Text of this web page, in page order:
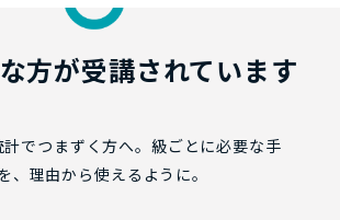
方が受講されています
でつまずく方へ。級ごとに必要な手
、理由から使えるように。